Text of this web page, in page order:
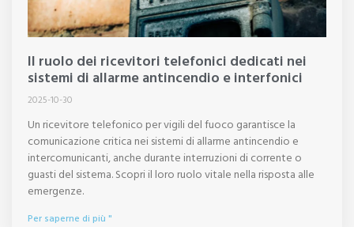
Il ruolo dei ricevitori telefonici dedicati nei
sistemi di allarme antincendio e interfonici
2025-10-30
Un ricevitore telefonico per vigili del fuoco garantisce la
comunicazione critica nei sistemi di allarme antincendio e
intercomunicanti, anche durante interruzioni di corrente o
guasti del sistema. Scopri il loro ruolo vitale nella risposta alle
emergenze.
Per saperne di più "